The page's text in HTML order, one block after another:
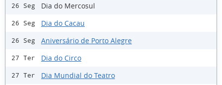
26 Seg Dia do Mercosul
26 Seg Dia do Cacau
26 Seg Aniversário de Porto Alegre
27 Ter Dia do Circo
27 Ter Dia Mundial do Teatro